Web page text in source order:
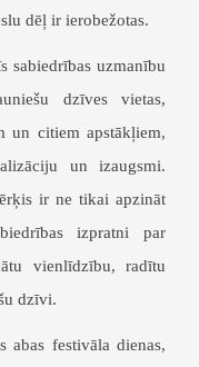
dēļ ir ierobežotas.
sabiedrības uzmanību
dzīves vietas,
un citiem apstākļiem,
un izaugsmi.
ir ne tikai apzināt
izpratni par
vienlīdzību, radītu
dzīvi.
abas festivāla dienas,